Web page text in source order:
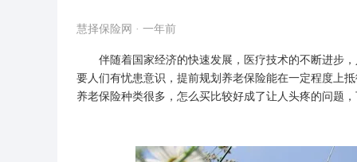
慧择保险网 · 一年前
伴随着国家经济的快速发展，医疗技术的不断进步，
要人们有忧患意识，提前规划养老保险能在一定程度上
养老保险种类很多，怎么买比较好成了让人头疼的问题